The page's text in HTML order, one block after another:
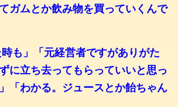
ムとか飲み物を買っていくんで
も」「元経営者ですがありがた
立ち去ってもらっていいと思っ
「わかる。ジュースとか飴ちゃん